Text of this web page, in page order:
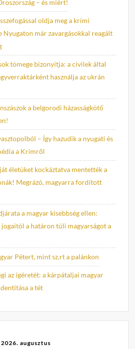
– és miért!
oldja meg a krími
Nyugaton már zavargásokkal reagált
tömege bizonyítja: a civilek által
használja az ukrán
a belgorodi házasságkötő
– Így hazudik a nyugati és
a Krímről
életüket kockáztatva mentették a
Megrázó, magyarra fordított
a magyar kisebbség ellen:
a határon túli magyarságot a
Pétert, mint sz.rt a palánkon
az ígéretét: a kárpátaljai magyar
a tét
2026. augusztus